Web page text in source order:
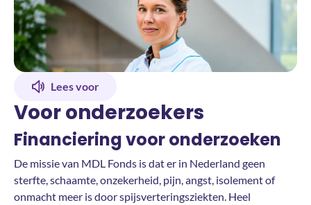
Lees voor
Voor onderzoekers
Financiering voor onderzoeken
De missie van MDL Fonds is dat er in Nederland geen
sterfte, schaamte, onzekerheid, pijn, angst, isolement of
onmacht meer is door spijsverteringsziekten. Heel